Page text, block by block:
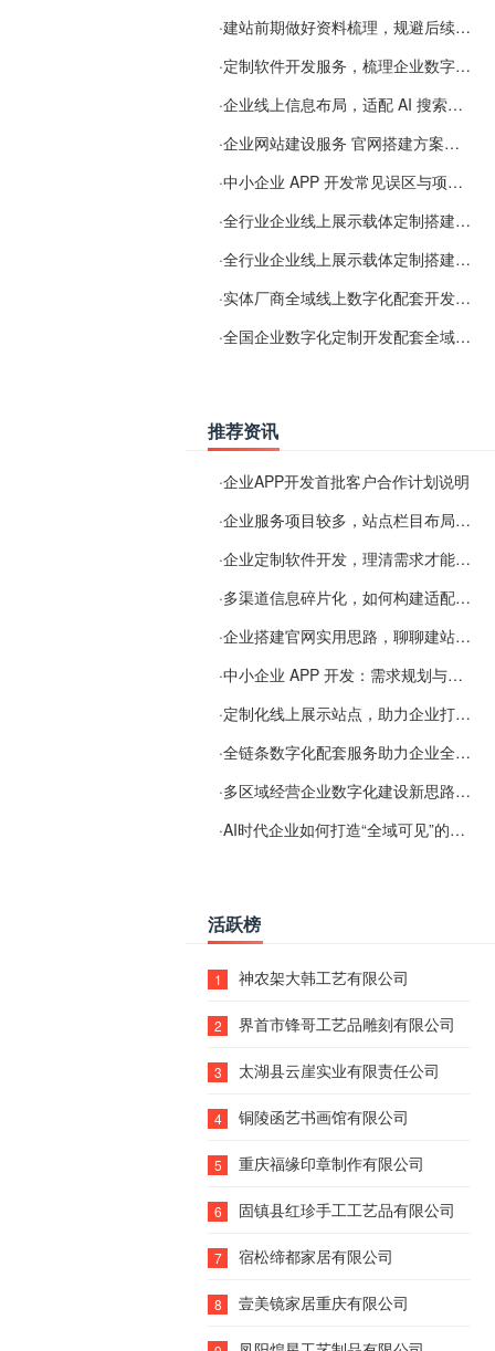
·建站前期做好资料梳理，规避后续各类使用难题
·定制软件开发服务，梳理企业数字化落地常见难点
·企业线上信息布局，适配 AI 搜索需要留意这些要点
·企业网站建设服务 官网搭建方案经验分享
·中小企业 APP 开发常见误区与项目规划实用经验
·全行业企业线上展示载体定制搭建服务
·全行业企业线上展示载体定制搭建服务
·实体厂商全域线上数字化配套开发与地域检索优化服务
·全国企业数字化定制开发配套全域搜索优化服务
推荐资讯
·企业APP开发首批客户合作计划说明
·企业服务项目较多，站点栏目布局规划参考思路
·企业定制软件开发，理清需求才能提升数字化落地效率
·多渠道信息碎片化，如何构建适配 AI 检索的品牌信息源
·企业搭建官网实用思路，聊聊建站容易忽视的问题
·中小企业 APP 开发：需求规划与项目落地避坑经验分享
·定制化线上展示站点，助力企业打通线上经营渠道
·全链条数字化配套服务助力企业全域线上经营
·多区域经营企业数字化建设新思路：多端载体与地域检索一体化落地思路分享
·AI时代企业如何打造“全域可见”的数字资产？梓彤超越给出新解法
活跃榜
1 神农架大韩工艺有限公司
2 界首市锋哥工艺品雕刻有限公司
3 太湖县云崖实业有限责任公司
4 铜陵函艺书画馆有限公司
5 重庆福缘印章制作有限公司
6 固镇县红珍手工工艺品有限公司
7 宿松缔都家居有限公司
8 壹美镜家居重庆有限公司